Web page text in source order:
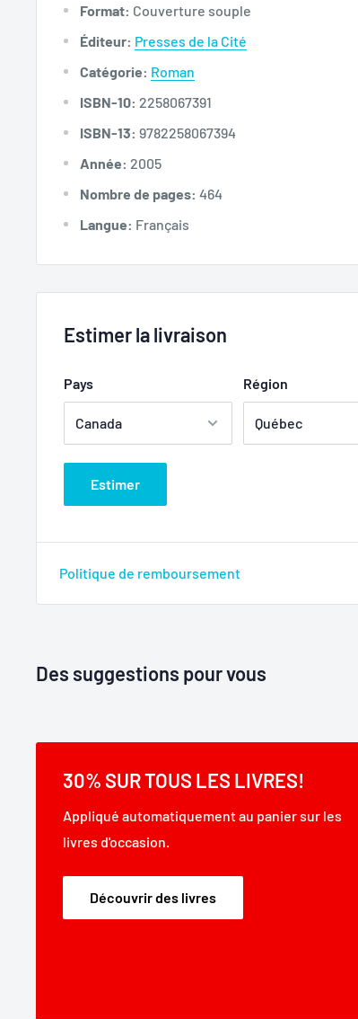
Format: Couverture souple
Éditeur: Presses de la Cité
Catégorie: Roman
ISBN-10: 2258067391
ISBN-13: 9782258067394
Année: 2005
Nombre de pages: 464
Langue: Français
Estimer la livraison
Pays Région
Estimer
Politique de remboursement
Des suggestions pour vous
30% SUR TOUS LES LIVRES!
Appliqué automatiquement au panier sur les
livres d'occasion.
Découvrir des livres